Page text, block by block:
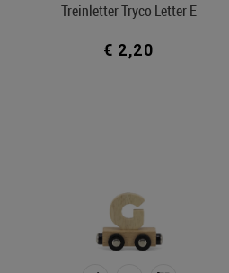
Treinletter Tryco Letter E
€ 2,20